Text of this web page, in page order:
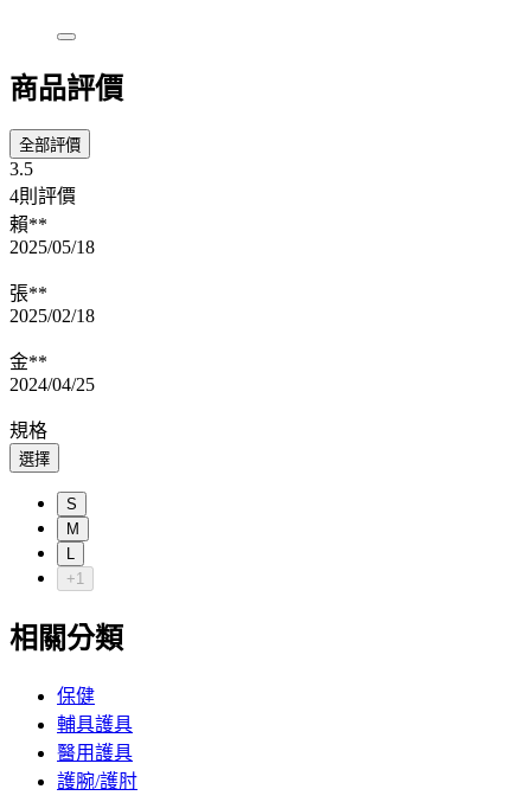
商品評價
全部評價
3.5
4則評價
賴**
2025/05/18
張**
2025/02/18
金**
2024/04/25
規格
選擇
S
M
L
+1
相關分類
保健
輔具護具
醫用護具
護腕/護肘